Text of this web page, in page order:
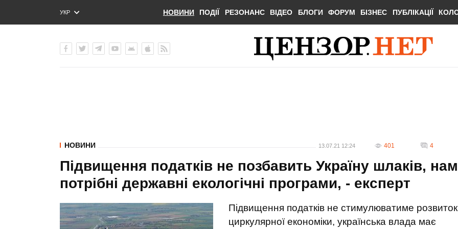
УКР
ENG
НОВИНИ ПОДІЇ РЕЗОНАНС ВІДЕО БЛОГИ ФОРУМ БІЗНЕС ПУБЛІКАЦІЇ
НОВИНИ 13.07.21 12:24 401 4
Підвищення податків не позбавить Україну шлаків, нам
потрібні державні екологічні програми, - експерт
Підвищення податків не стимулюватиме розвиток
циркулярної економіки, українська влада має